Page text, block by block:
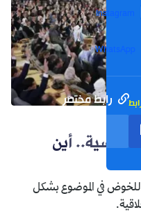
Instagram
WhatsApp
رابط مختصر
أين
للخوض في الموضوع بشكل